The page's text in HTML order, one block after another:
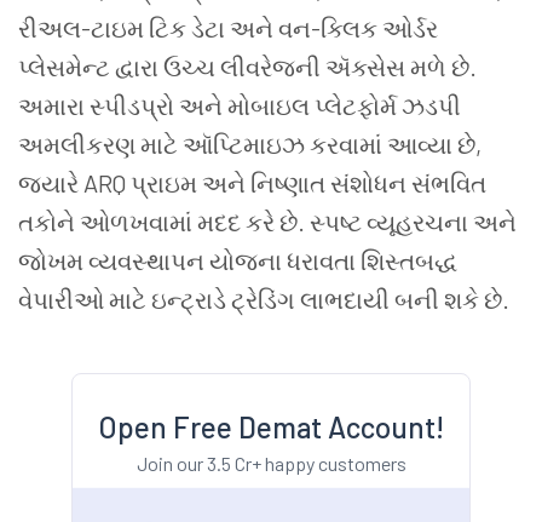
રીઅલ-ટાઇમ ટિક ડેટા અને વન-ક્લિક ઓર્ડર
પ્લેસમેન્ટ દ્વારા ઉચ્ચ લીવરેજની ઍક્સેસ મળે છે.
અમારા સ્પીડપ્રો અને મોબાઇલ પ્લેટફોર્મ ઝડપી
અમલીકરણ માટે ઑપ્ટિમાઇઝ કરવામાં આવ્યા છે,
જ્યારે ARQ પ્રાઇમ અને નિષ્ણાત સંશોધન સંભવિત
તકોને ઓળખવામાં મદદ કરે છે. સ્પષ્ટ વ્યૂહરચના અને
જોખમ વ્યવસ્થાપન યોજના ધરાવતા શિસ્તબદ્ધ
વેપારીઓ માટે ઇન્ટ્રાડે ટ્રેડિંગ લાભદાયી બની શકે છે.
Open Free Demat Account!
Join our 3.5 Cr+ happy customers